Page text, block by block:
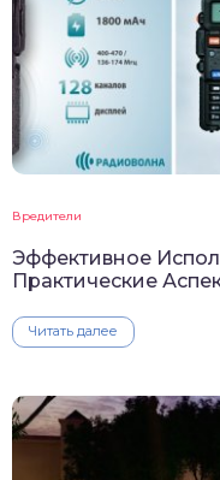
Вредители
Эффективное
Практические
Читать далее